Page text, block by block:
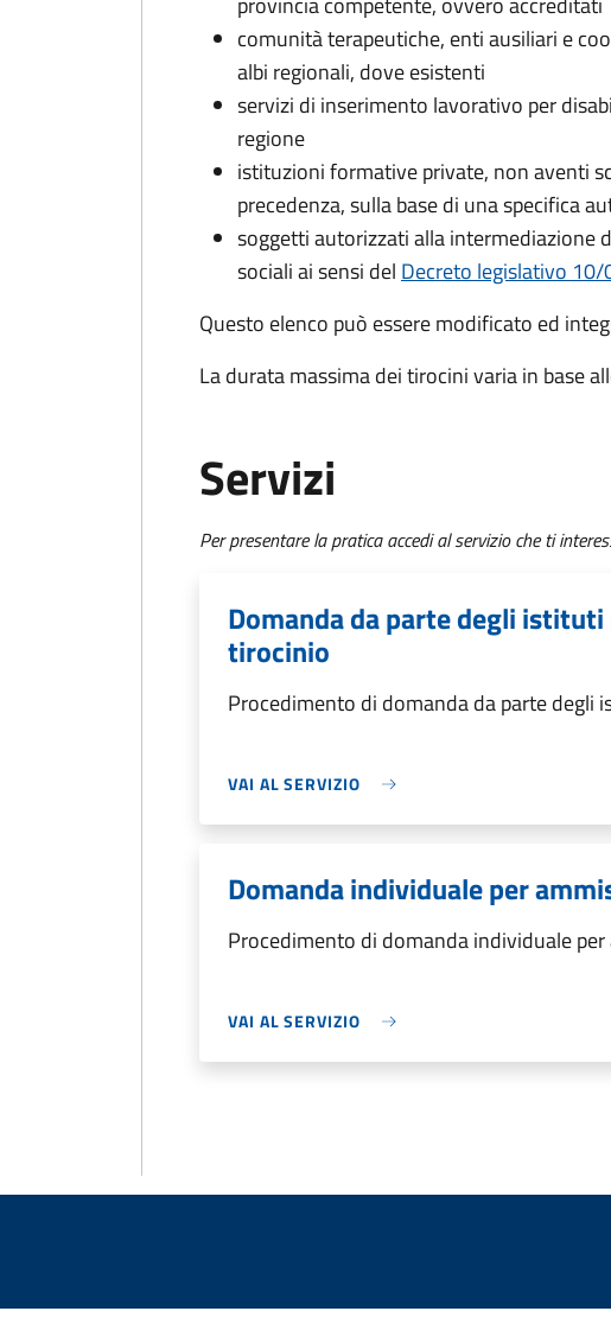
comunità terapeutiche, enti ausiliari e
albi regionali, dove esistenti
servizi di inserimento lavorativo per
regione
istituzioni formative private, non aventi
precedenza, sulla base di una specifica
soggetti autorizzati alla intermediazione
sociali ai sensi del Decreto legislativo
Questo elenco può essere modificato ed
La durata massima dei tirocini varia in base
Servizi
Per presentare la pratica accedi al servizio che ti
Domanda da parte degli
tirocinio
Procedimento di domanda da parte degli
VAI AL SERVIZIO
Domanda individuale per
Procedimento di domanda individuale
VAI AL SERVIZIO